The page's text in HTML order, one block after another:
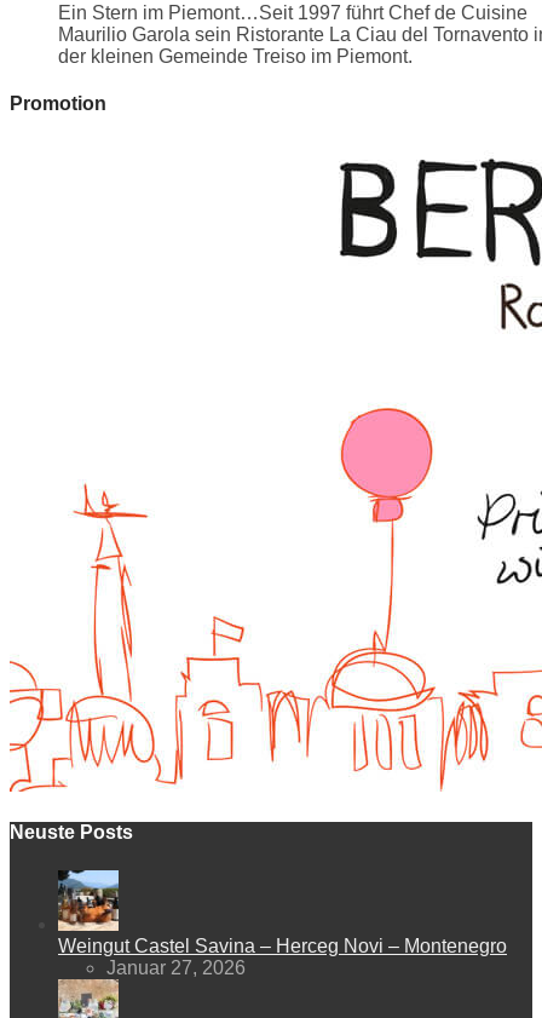
Ein Stern im Piemont…Seit 1997 führt Chef de Cuisine
Maurilio Garola sein Ristorante La Ciau del Tornavento
der kleinen Gemeinde Treiso im Piemont.
Promotion
Neuste Posts
Weingut Castel Savina – Herceg Novi – Montenegro
Januar 27, 2026